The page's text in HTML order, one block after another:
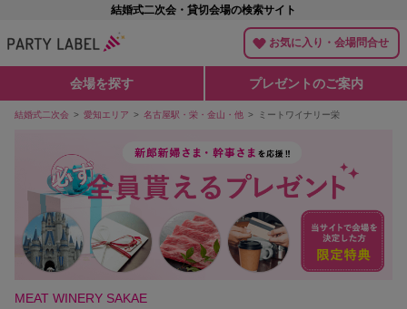
結婚式二次会・貸切会場の検索サイト
お気に入り・会場問合せ
会場を探す プレゼントのご案内
結婚式二次会 愛知エリア 名古屋駅・栄・金山・他 ミートワイナリー栄
MEAT WINERY SAKAE